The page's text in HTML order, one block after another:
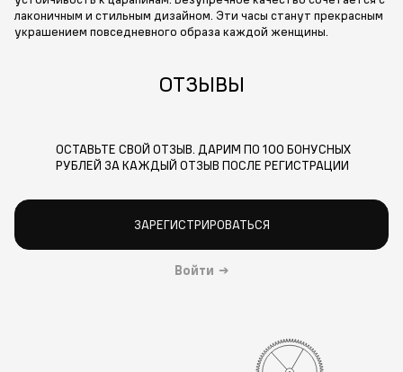
лаконичным и стильным дизайном. Эти часы станут прекрасным
украшением повседневного образа каждой женщины.
ОТЗЫВЫ
ОСТАВЬТЕ СВОЙ ОТЗЫВ. ДАРИМ ПО 100 БОНУСНЫХ
РУБЛЕЙ ЗА КАЖДЫЙ ОТЗЫВ ПОСЛЕ РЕГИСТРАЦИИ
ЗАРЕГИСТРИРОВАТЬСЯ
Войти →